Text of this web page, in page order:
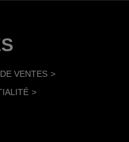
VENTES